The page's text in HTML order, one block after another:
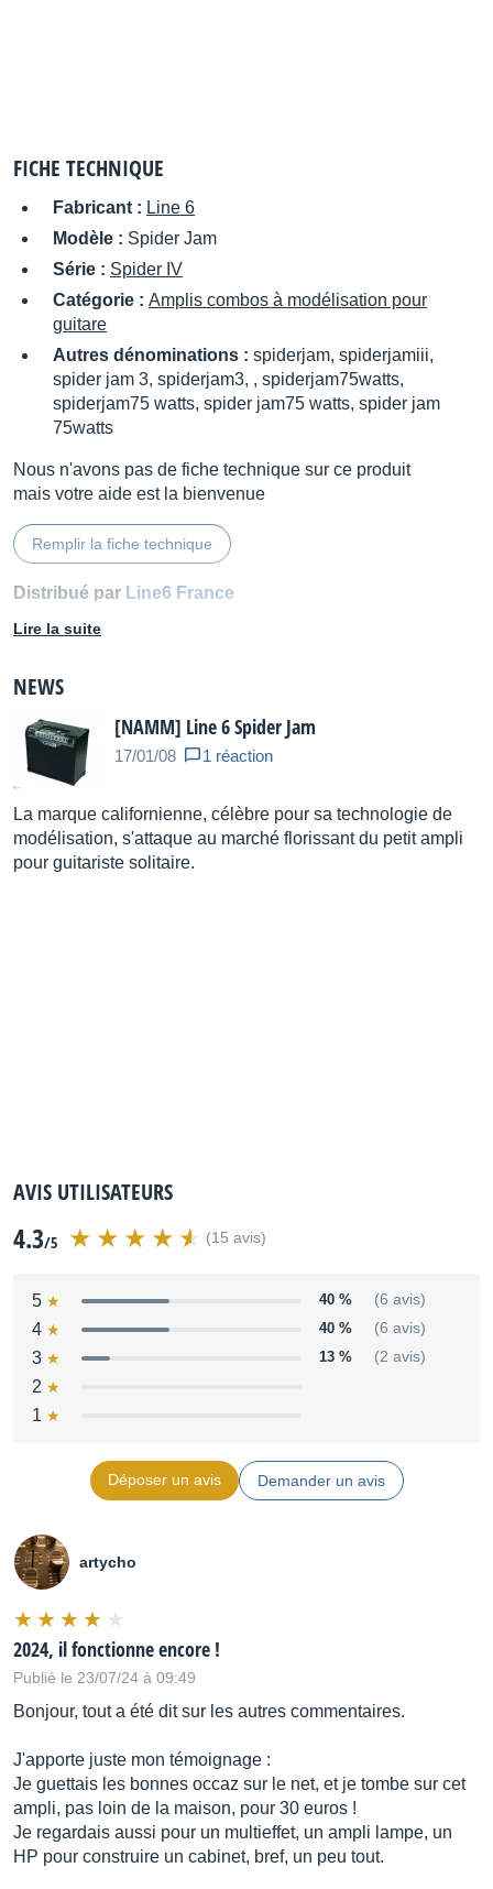
FICHE TECHNIQUE
Fabricant : Line 6
Modèle : Spider Jam
Série : Spider IV
Catégorie : Amplis combos à modélisation pour
guitare
Autres dénominations : spiderjam, spiderjamiii,
spider jam 3, spiderjam3, , spiderjam75watts,
spiderjam75 watts, spider jam75 watts, spider jam
75watts
Nous n'avons pas de fiche technique sur ce produit
mais votre aide est la bienvenue
Remplir la fiche technique
Distribué par Line6 France
Lire la suite
NEWS
[NAMM] Line 6 Spider Jam
17/01/08 1 réaction
La marque californienne, célèbre pour sa technologie de
modélisation, s'attaque au marché florissant du petit ampli
pour guitariste solitaire.
AVIS UTILISATEURS
4.3/5 (15 avis)
5 40 % (6 avis)
4 40 % (6 avis)
3 13 % (2 avis)
2
1
Déposer un avis Demander un avis
artycho
2024, il fonctionne encore !
Publié le 23/07/24 à 09:49
Bonjour, tout a été dit sur les autres commentaires.
J'apporte juste mon témoignage :
Je guettais les bonnes occaz sur le net, et je tombe sur cet
ampli, pas loin de la maison, pour 30 euros !
Je regardais aussi pour un multieffet, un ampli lampe, un
HP pour construire un cabinet, bref, un peu tout.